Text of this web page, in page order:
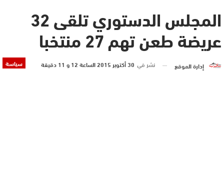
المجلس الدستوري تلقى 32
عريضة طعن تهم 27 منتخبا
سياسة إدارة الموقع نشر في 30 أكتوبر 2015 الساعة 12 و 11 دقيقة